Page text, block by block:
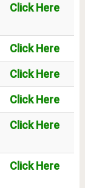
Click Here
Click Here
Click Here
Click Here
Click Here
Click Here